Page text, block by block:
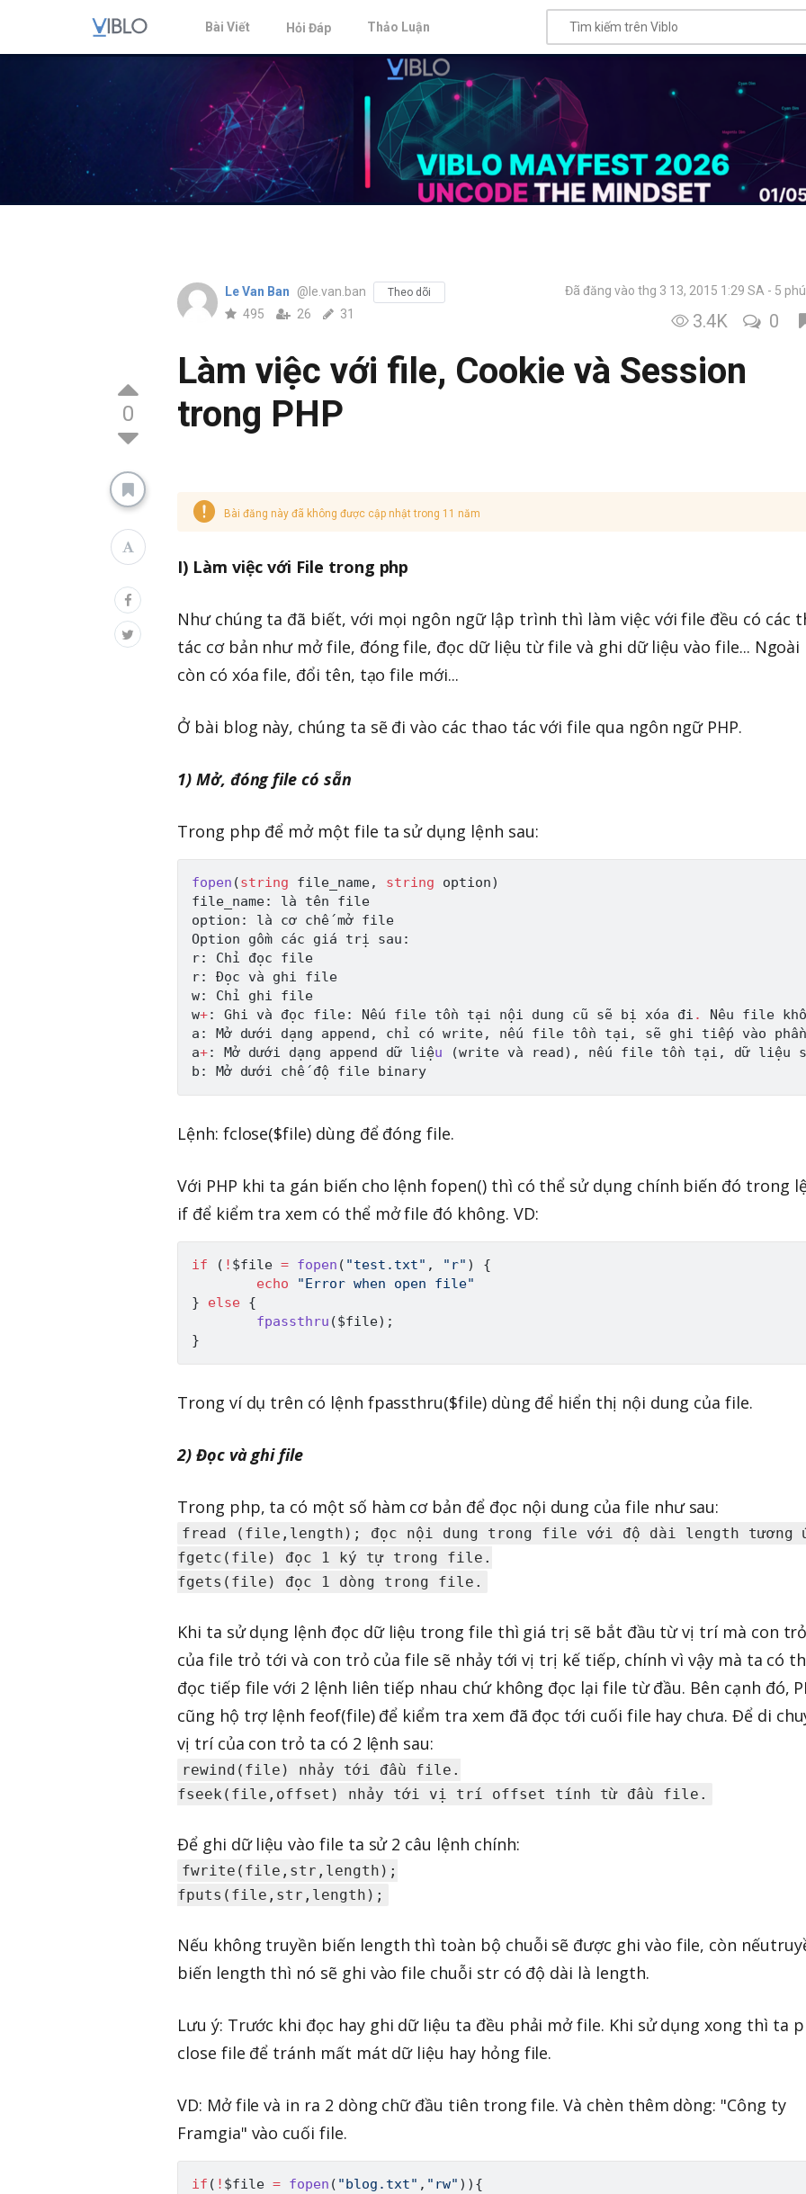
Bài Viết Hỏi Đáp Thảo Luận
0
Le Van Ban @le.van.ban Theo dõi
495 26 31
Đã đăng vào thg 3 13, 2015 1:29 SA 5
3.4K 0
Làm việc với file, Cookie và Session
trong PHP
Bài đăng này đã không được cập nhật trong 11 năm
I) Làm việc với File trong php
Như chúng ta đã biết, với mọi ngôn ngữ lập trình thì làm việc với file đều có các
tác cơ bản như mở file, đóng file, đọc dữ liệu từ file và ghi dữ liệu vào file... Ngoài
còn có xóa file, đổi tên, tạo file mới...
Ở bài blog này, chúng ta sẽ đi vào các thao tác với file qua ngôn ngữ PHP.
1) Mở, đóng file có sẵn
Trong php để mở một file ta sử dụng lệnh sau:
fopen (string file_name, string option)
file_name:
là tên file
option :
là cơ chế mở file
Option gồm các giá trị sau :
r:
Chỉ đọc file
r:
Đọc và ghi file
w:
Chỉ ghi file
w+: Ghi và đọc file: Nếu file tồn tại nội dung cũ sẽ bị xóa đi . Nêu file
a : Mở dưới dạng append , chỉ có write, nếu file tồn tại ,
sẽ ghi tiếp vào
a+: Mở dưới dạng append dữ liệu (write và read) , nếu file tồn tại ,
dữ liệu
b : M
Lệnh: fclose($file) dùng để đóng file.
Với PHP khi ta gán biến cho lệnh fopen() thì có thể sử dụng chính biến đó trong
if để kiểm tra xem có thể mở file đó không. VD:
if ( ! $file = fopen ( "test.txt" , "r" )
{
echo
"Error when open file"
}
else {
fpassthru ($file) ;
}
Trong ví dụ trên có lệnh fpassthru($file) dùng để hiển thị nội dung của file.
2) Đọc và ghi file
Trong php, ta có một số hàm cơ bản để đọc nội dung của file như sau:
fread (file,length); đọc nội dung trong file với độ dài length tương
fgetc(file) đọc 1 ký tự trong file.
Khi ta sử dụng lệnh đọc dữ liệu trong file thì giá trị sẽ bắt đầu từ vị trí mà con
của file trỏ tới và con trỏ của file sẽ nhảy tới vị trị kế tiếp, chính vì vậy mà ta có
đọc tiếp file với 2 lệnh liên tiếp nhau chứ không đọc lại file từ đầu. Bên cạnh đó,
cũng hộ trợ lệnh feof(file) để kiểm tra xem đã đọc tới cuối file hay chưa. Để di
vị trí của con trỏ ta có 2 lệnh sau:
rewind(file) nhảy tới đầu file.
Để ghi dữ liệu vào file ta sử 2 câu lệnh chính:
fwrite(file,str,length);
Nếu không truyền biến length thì toàn bộ chuỗi sẽ được ghi vào file, còn
biến length thì nó sẽ ghi vào file chuỗi str có độ dài là length.
Lưu ý: Trước khi đọc hay ghi dữ liệu ta đều phải mở file. Khi sử dụng xong thì ta
close file để tránh mất mát dữ liệu hay hỏng file.
VD: Mở file và in ra 2 dòng chữ đầu tiên trong file. Và chèn thêm dòng: "Công ty
Framgia" vào cuối file.
if ( ! $file = fopen ( "blog.txt" , "rw" ) ) {